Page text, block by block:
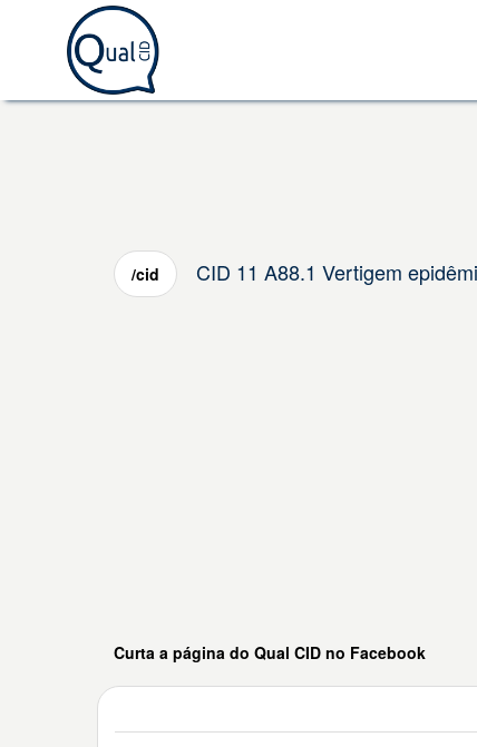
/cid CID 11 A88.1 Vertigem
Curta a página do Qual CID no Facebook